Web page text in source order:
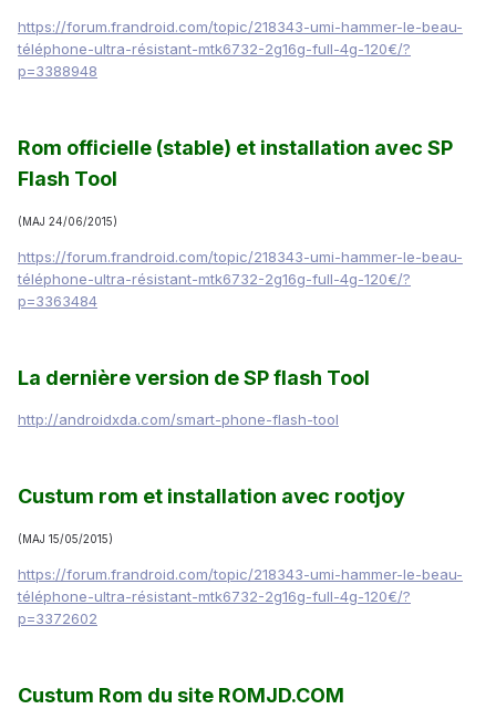
https://forum.frandroid.com/topic/218343-umi-hammer-le-beau-
téléphone-ultra-résistant-mtk6732-2g16g-full-4g-120€/?
p=3388948
Rom officielle (stable) et installation avec SP
Flash Tool
(MAJ 24/06/2015)
https://forum.frandroid.com/topic/218343-umi-hammer-le-beau-
téléphone-ultra-résistant-mtk6732-2g16g-full-4g-120€/?
p=3363484
La dernière version de SP flash Tool
http://androidxda.com/smart-phone-flash-tool
Custum rom et installation avec rootjoy
(MAJ 15/05/2015)
https://forum.frandroid.com/topic/218343-umi-hammer-le-beau-
téléphone-ultra-résistant-mtk6732-2g16g-full-4g-120€/?
p=3372602
Custum Rom du site ROMJD.COM